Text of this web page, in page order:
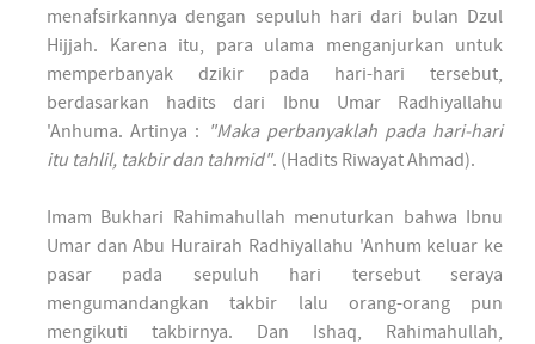
menafsirkannya dengan sepuluh hari dari bulan Dzul
Hijjah. Karena itu, para ulama menganjurkan untuk
memperbanyak dzikir pada hari-hari tersebut,
berdasarkan hadits dari Ibnu Umar Radhiyallahu
'Anhuma. Artinya :
"Maka perbanyaklah pada hari-hari
itu tahlil, takbir dan tahmid". (Hadits Riwayat Ahmad).
Imam Bukhari Rahimahullah menuturkan bahwa Ibnu
Umar dan Abu Hurairah Radhiyallahu 'Anhum keluar ke
pasar pada sepuluh hari tersebut seraya
mengumandangkan takbir lalu orang-orang pun
mengikuti takbirnya. Dan Ishaq, Rahimahullah,